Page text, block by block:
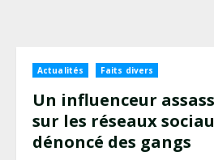
Actualités Faits divers
Un influenceur
sur les réseaux
dénoncé des gangs